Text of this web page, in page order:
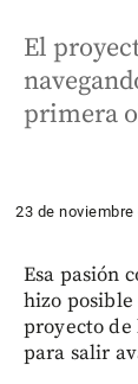
El
primera
23 de noviembre
Esa pasión
hizo posible
proyecto de
para salir